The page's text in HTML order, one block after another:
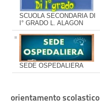
SCUOLA SECONDARIA DI
I° GRADO L. ALAGON
SEDE OSPEDALIERA
orientamento scolastico